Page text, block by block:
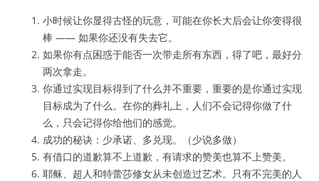
小时候让你显得古怪的玩意，可能在你长大后会让你变得很
棒 —— 如果你还没有失去它。
如果你有点困惑于能否一次带走所有东西，得了吧，最好分
两次拿走。
你通过实现目标得到了什么并不重要，重要的是你通过实现
目标成为了什么。在你的葬礼上，人们不会记得你做了什
么，只会记得你给他们的感觉。
成功的秘诀：少承诺、多兑现。（少说多做）
有借口的道歉算不上道歉，有请求的赞美也算不上赞美。
耶稣、超人和特蕾莎修女从未创造过艺术。只有不完美的人